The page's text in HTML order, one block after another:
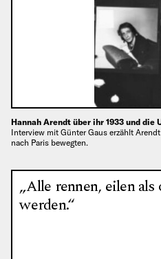
Hannah Arendt über ihr 1933 und die
Interview mit Günter Gaus erzählt
nach Paris bewegten.
„Alle rennen, eilen
werden.“